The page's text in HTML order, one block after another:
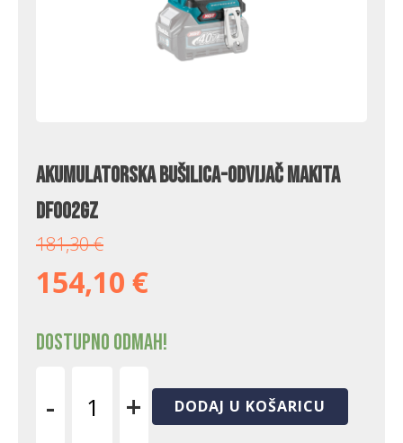
Akumulatorska bušilica-odvijač Makita
DF002GZ
181,30€
154,10 €
Dostupno odmah!
- + DODAJ U KOŠARICU